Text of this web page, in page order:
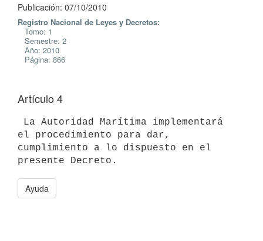
Publicación: 07/10/2010
Registro Nacional de Leyes y Decretos:
Tomo: 1
Semestre: 2
Año: 2010
Página: 866
Artículo 4
el procedimiento para dar,
cumplimiento a lo dispuesto en el
Ayuda